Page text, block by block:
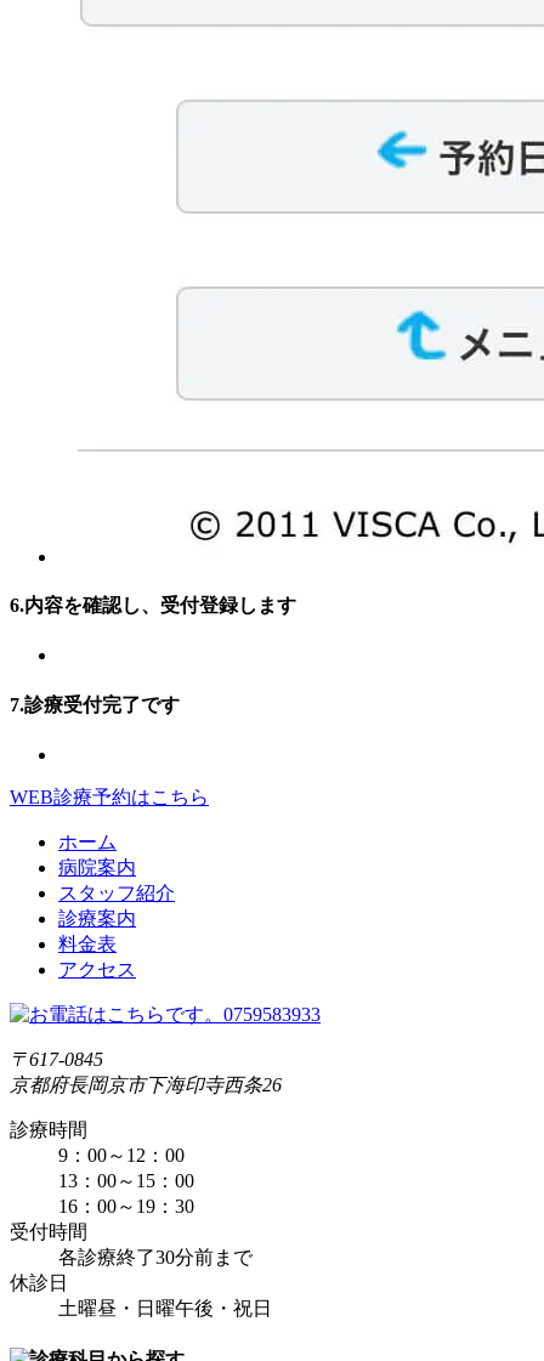
6.内容を確認し、受付登録します
7.診療受付完了です
WEB診療予約はこちら
ホーム
病院案内
スタッフ紹介
診療案内
料金表
アクセス
〒617-0845
京都府長岡京市下海印寺西条26
診療時間
9：00～12：00
13：00～15：00
16：00～19：30
受付時間
各診療終了30分前まで
休診日
土曜昼・日曜午後・祝日